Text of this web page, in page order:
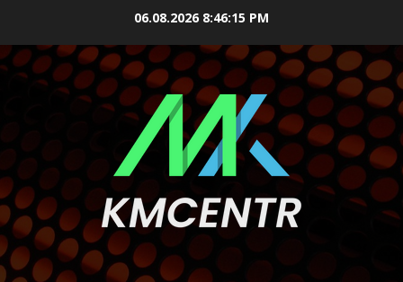
содержимому
06.08.2026 8:46:16 PM